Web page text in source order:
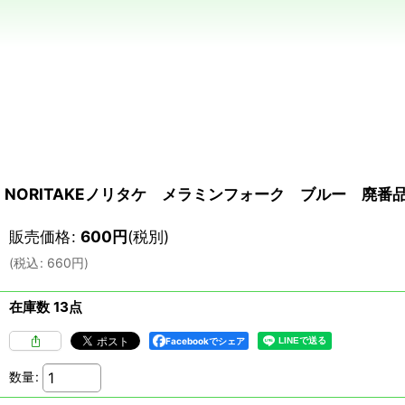
NORITAKEノリタケ メラミンフォーク ブルー 廃番
販売価格: 600円(税別)
(税込: 660円)
在庫数 13点
Facebookでシェア
数量: